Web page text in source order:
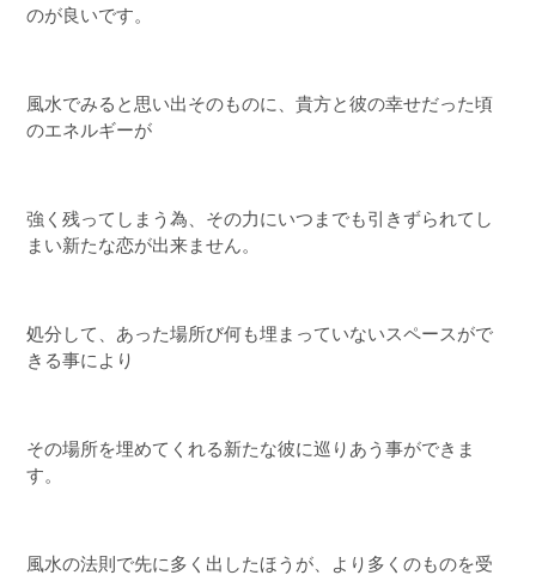
のが良いです。
風水でみると思い出そのものに、貴方と彼の幸せだった頃
のエネルギーが
強く残ってしまう為、その力にいつまでも引きずられてし
まい新たな恋が出来ません。
処分して、あった場所び何も埋まっていないスペースがで
きる事により
その場所を埋めてくれる新たな彼に巡りあう事ができま
す。
風水の法則で先に多く出したほうが、より多くのものを受